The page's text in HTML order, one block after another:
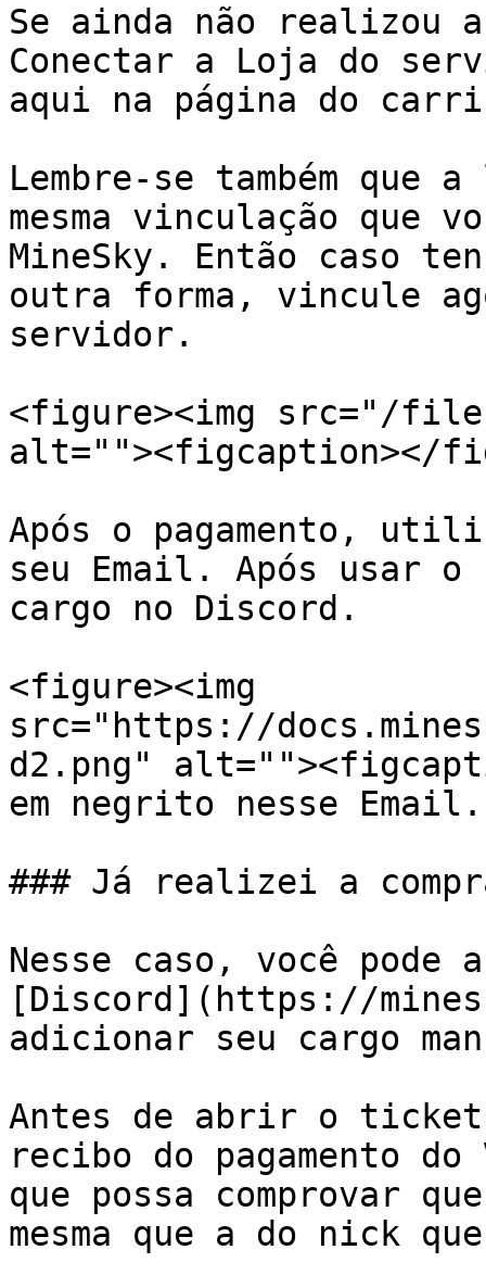
Se ainda não realizou
Conectar a Loja do
aqui na página do
Lembre-se também
mesma vinculação que
MineSky. Então caso
outra forma, vincule
servidor.
<figure><img src="/files/
alt=""><figcaption></
Após o pagamento,
seu Email. Após usar o
cargo no Discord.
<figure><img
src="https://
d2.png"
em negrito nesse
### Já realizei a
Nesse caso, você pode
[Discord](https://
adicionar seu cargo
Antes de abrir o
recibo do pagamento
que possa comprovar